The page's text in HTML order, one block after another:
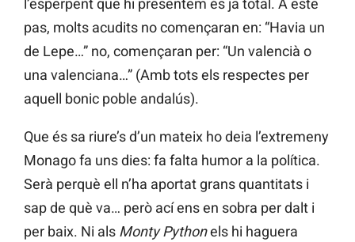
l’esperpent que hi presentem és ja total. A este
pas, molts acudits no començaran en: “Havia un
de Lepe…” no, començaran per: “Un valencià o
una valenciana…” (Amb tots els respectes per
aquell bonic poble andalús).
Que és sa riure’s d’un mateix ho deia l’extremeny
Monago fa uns dies: fa falta humor a la política.
Serà perquè ell n’ha aportat grans quantitats i
sap de què va… però ací ens en sobra per dalt i
per baix. Ni als Monty Pythonels hi haguera